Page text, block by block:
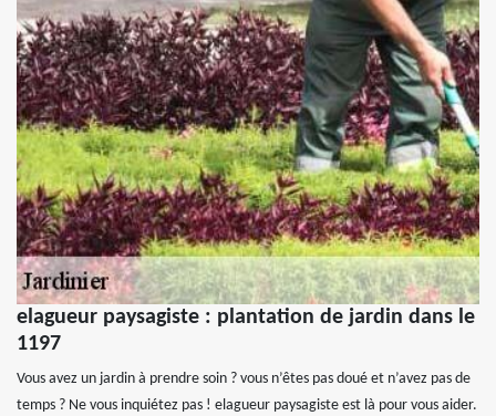
elagueur paysagiste : plantation de jardin dans le
1197
Vous avez un jardin à prendre soin ? vous n’êtes pas doué et n’avez pas de
temps ? Ne vous inquiétez pas ! elagueur paysagiste est là pour vous aider.